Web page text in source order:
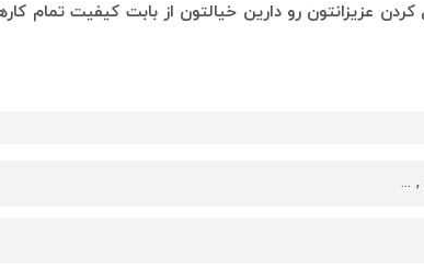
عزیزانتون رو دارین خیالتون از بابت کیفیت تمام
...